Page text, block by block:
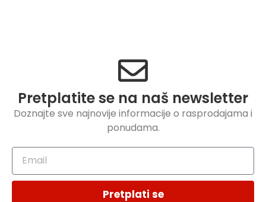
Pretplatite se na naš newsletter
Doznajte sve najnovije informacije o rasprodajama i
ponudama.
Pretplati se